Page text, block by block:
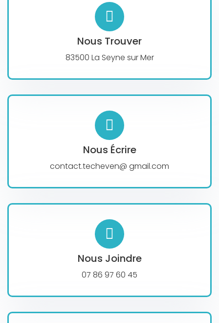
Nous Trouver
83500 La Seyne sur Mer
Nous Écrire
contact.techeven@ gmail.com
Nous Joindre
07 86 97 60 45